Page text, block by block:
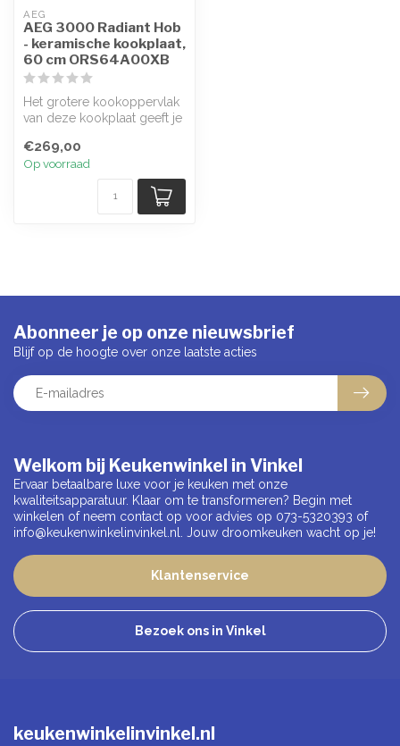
AEG
AEG 3000 Radiant Hob
- keramische kookplaat,
60 cm ORS64A00XB
Het grotere kookoppervlak
van deze kookplaat geeft je
€269,00
Op voorraad
Welkom bij Keukenwinkel in Vinkel
Ervaar betaalbare luxe voor je keuken met onze
kwaliteitsapparatuur. Klaar om te transformeren? Begin met
winkelen of neem contact op voor advies op 073-5320393 of
info@keukenwinkelinvinkel.nl
. Jouw droomkeuken wacht op je!
Klantenservice
Bezoek ons in Vinkel
Abonneer je op onze nieuwsbrief
Blijf op de hoogte over onze laatste acties
keukenwinkelinvinkel.nl